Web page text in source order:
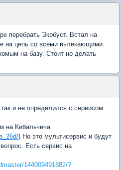
перебрать Экобуст. Встал на
на цепь со всеми вытекающими.
на базу. Стоит но делать
и не определился с сервисом
на Кибальчича
) Но это мультисервис и будут
Есть сервис на
144009491882/?